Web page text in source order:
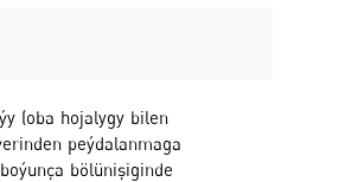
(oba hojalygy bilen
peýdalanmaga
bölünişiginde